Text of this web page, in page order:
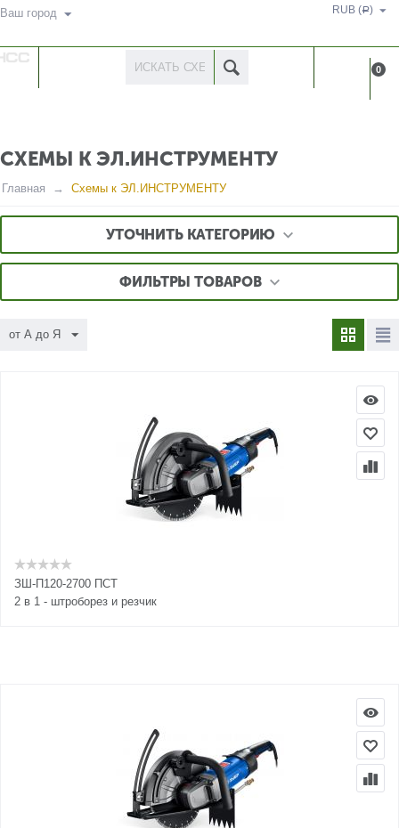
Ваш город RUB (Р)
0
СХЕМЫ К ЭЛ.ИНСТРУМЕНТУ
Главная Схемы к ЭЛ.ИНСТРУМЕНТУ
УТОЧНИТЬ КАТЕГОРИЮ
ФИЛЬТРЫ ТОВАРОВ
от А до Я
ЗШ-П120-2700 ПСТ
2 в 1 - штроборез и резчик